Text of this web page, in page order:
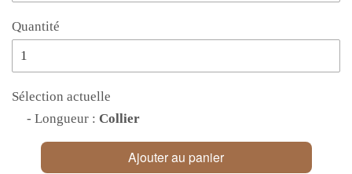
Quantité
Sélection actuelle
- Longueur : Collier
Ajouter au panier